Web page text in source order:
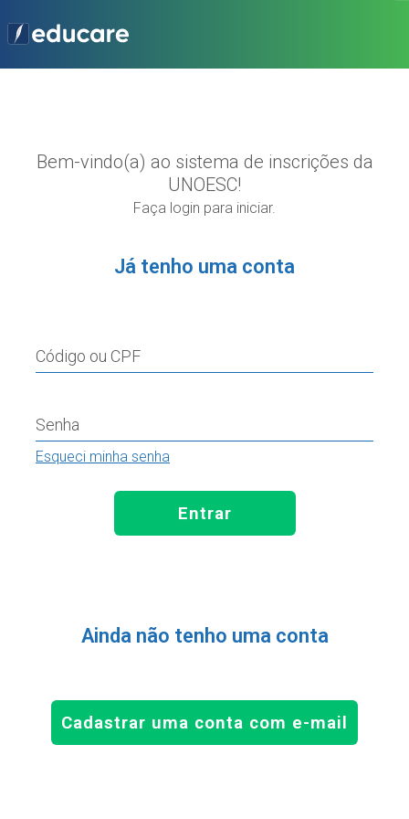
Bem-vindo(a) ao sistema de inscrições da
UNOESC!
Faça login para iniciar.
Já tenho uma conta
Código ou CPF
Senha
Esqueci minha senha
Entrar
Ainda não tenho uma conta
Cadastrar uma conta com e-mail